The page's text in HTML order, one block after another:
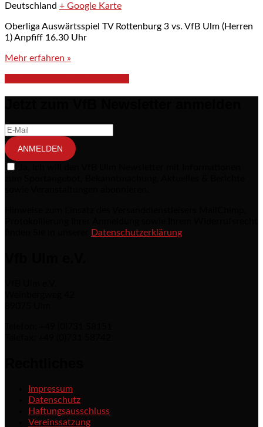
Deutschland + Google Karte
Oberliga Auswärtsspiel TV Rottenburg 3 vs. VfB Ulm (Herren
1) Anpfiff 16.30 Uhr
Mehr erfahren »
ANMELDEN
Datenschutzerklärung
Impressum
Datenschutz
Haftungsausschluss
Vereinssatzung